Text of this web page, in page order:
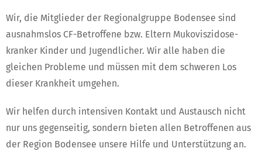
Wir, die Mitglieder der Regionalgruppe Bodensee sind
ausnahmslos CF-Betroffene bzw. Eltern Mukoviszidose-
kranker Kinder und Jugendlicher. Wir alle haben die
gleichen Probleme und müssen mit dem schweren Los
dieser Krankheit umgehen.
Wir helfen durch intensiven Kontakt und Austausch nicht
nur uns gegenseitig, sondern bieten allen Betroffenen aus
der Region Bodensee unsere Hilfe und Unterstützung an.